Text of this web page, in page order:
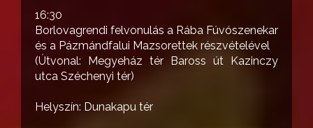
16:30
Borlovagrendi felvonulás a Rába Fúvószenekar
és a Pázmándfalui Mazsorettek részvételével
(Útvonal: Megyeház tér Baross út Kazinczy
utca Széchenyi tér)
Helyszín: Dunakapu tér